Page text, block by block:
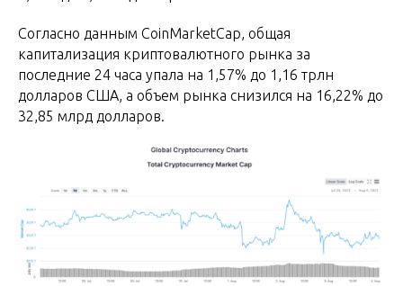
Согласно данным CoinMarketCap, общая
капитализация криптовалютного рынка за
последние 24 часа упала на 1,57% до 1,16 трлн
долларов США, а объем рынка снизился на 16,22% до
32,85 млрд долларов.